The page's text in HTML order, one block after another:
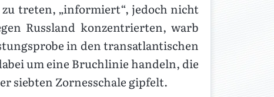
treten, „informiert“, jedoch nicht
Russland konzentrierten, warb
in den transatlantischen
um eine Bruchlinie handeln, die
siebten Zornesschale gipfelt.